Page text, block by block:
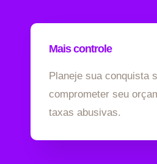
Mais controle
Planeje sua conquista
comprometer seu
taxas abusivas.